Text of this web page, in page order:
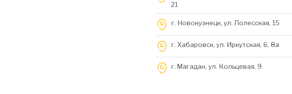
21
г. Новокузнецк, ул. Полесская, 15
г. Хабаровск, ул. Иркутская, 6, 8a
г. Магадан, ул. Кольцевая, 9